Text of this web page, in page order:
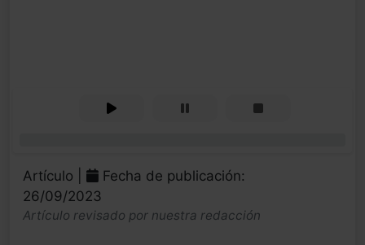
Artículo |
Fecha de publicación:
26/09/2023
Artículo revisado por nuestra redacción